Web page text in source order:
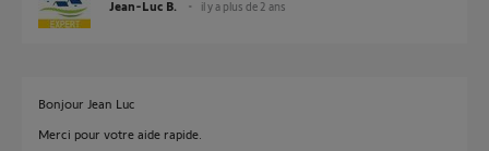
Jean-Luc B. il y a plus de 2 ans
Bonjour Jean Luc
Merci pour votre aide rapide.